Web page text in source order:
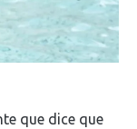
que dice que